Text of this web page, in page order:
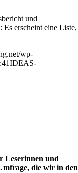
und
erscheint eine Liste,
wp-
IDEAS-
Leserinnen und
die wir in den